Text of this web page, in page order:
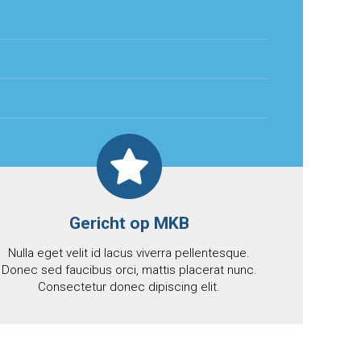
Gericht op MKB
Nulla eget velit id lacus viverra pellentesque.
Donec sed faucibus orci, mattis placerat nunc.
Consectetur donec dipiscing elit.